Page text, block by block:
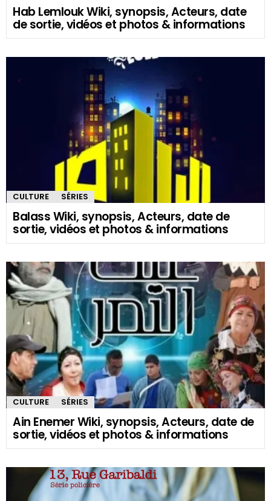
Hab Lemlouk Wiki, synopsis, Acteurs, date
de sortie, vidéos et photos & informations
CULTURE SÉRIES
Balass Wiki, synopsis, Acteurs, date de
sortie, vidéos et photos & informations
CULTURE SÉRIES
Ain Enemer Wiki, synopsis, Acteurs, date de
sortie, vidéos et photos & informations